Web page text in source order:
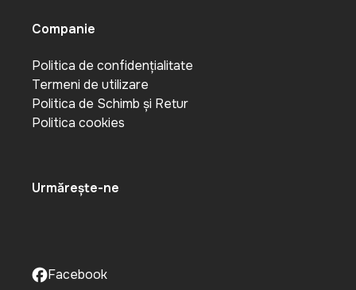
Companie
Politica de confidențialitate
Termeni de utilizare
Politica de Schimb și Retur
Politica cookies
Urmărește-ne
Facebook